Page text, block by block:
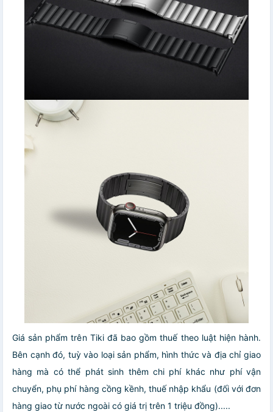
Giá sản phẩm trên Tiki đã bao gồm thuế theo luật hiện hành.
Bên cạnh đó, tuỳ vào loại sản phẩm, hình thức và địa chỉ giao
hàng mà có thể phát sinh thêm chi phí khác như phí vận
chuyển, phụ phí hàng cồng kềnh, thuế nhập khẩu (đối với đơn
hàng giao từ nước ngoài có giá trị trên 1 triệu đồng).....